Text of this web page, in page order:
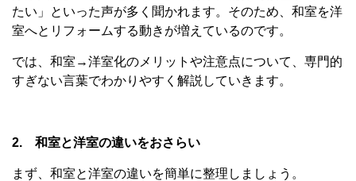
たい」といった声が多く聞かれます。そのため、和室を洋
室へとリフォームする動きが増えているのです。
では、和室→洋室化のメリットや注意点について、専門的
すぎない言葉でわかりやすく解説していきます。
2. 和室と洋室の違いをおさらい
まず、和室と洋室の違いを簡単に整理しましょう。